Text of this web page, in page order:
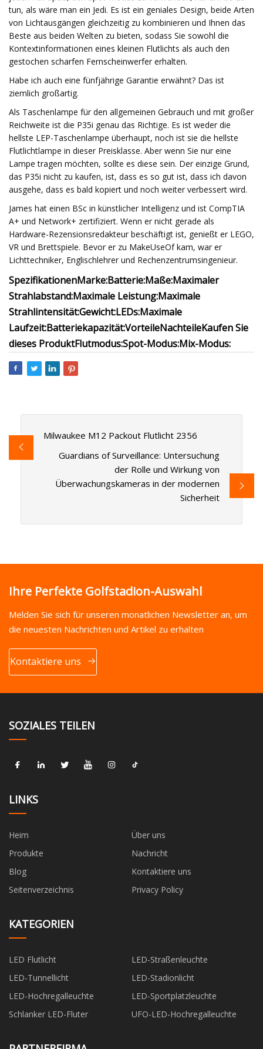
tun, als wäre man ein Jedi. Es ist ein geniales Design, beide Arten
von Lichtausgängen gleichzeitig zu kombinieren und Ihnen das
Beste aus beiden Welten zu bieten, sodass Sie sowohl die
Kontextinformationen eines kleinen Flutlichts als auch den
gestochen scharfen Fernscheinwerfer erhalten.
Habe ich auch eine fünfjährige Garantie erwähnt? Das ist
ziemlich großartig.
Als Taschenlampe für den allgemeinen Gebrauch und mit großer
Reichweite ist die P35i genau das Richtige. Es ist weder die
hellste LEP-Taschenlampe überhaupt, noch ist sie die hellste
Flutlichtlampe in dieser Preisklasse. Aber wenn Sie nur eine
Lampe tragen möchten, sollte es diese sein. Der einzige Grund,
das P35i nicht zu kaufen, ist, dass es so gut ist, dass ich davon
ausgehe, dass es bald kopiert und noch weiter verbessert wird.
James hat einen BSc in künstlicher Intelligenz und ist CompTIA
A+ und Network+ zertifiziert. Wenn er nicht gerade als
Hardware-Rezensionsredakteur beschäftigt ist, genießt er LEGO,
VR und Brettspiele. Bevor er zu MakeUseOf kam, war er
Lichttechniker, Englischlehrer und Rechenzentrumsingenieur.
SpezifikationenMarke:Batterie:Maße:Maximaler
Strahlabstand:Maximale Leistung:Maximale
Strahlintensität:Gewicht:LEDs:Maximale
Laufzeit:Batteriekapazität:VorteileNachteileKaufen Sie
dieses ProduktFlutmodus:Spot-Modus:Mix-Modus:
Milwaukee M12 Packout Flutlicht 2356
Guardians of Surveillance: Untersuchung
der Rolle und Wirkung von
Überwachungskameras in der modernen
Sicherheit
Ihre Perfekte Golfstadion-Auswahl
Melden Sie sich für unseren monatlichen Newsletter an, um
die neuesten Nachrichten und Artikel zu erhalten
Kontaktiere uns
SOZIALES TEILEN
LINKS
Heim
Über uns
Produkte
Nachricht
Blog
Kontaktiere uns
Seitenverzeichnis
Privacy Policy
KATEGORIEN
LED Flutlicht
LED-Straßenleuchte
LED-Tunnellicht
LED-Stadionlicht
LED-Hochregalleuchte
LED-Sportplatzleuchte
Schlanker LED-Fluter
UFO-LED-Hochregalleuchte